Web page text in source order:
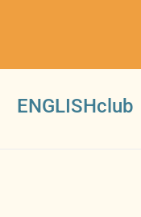
ENGLISHclub